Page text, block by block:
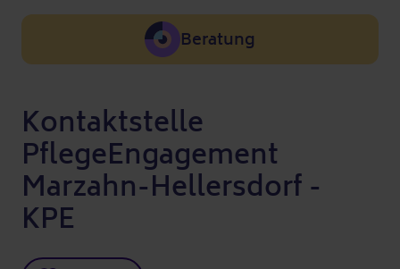
Beratung
Kontaktstelle
PflegeEngagement
Marzahn-Hellersdorf -
KPE